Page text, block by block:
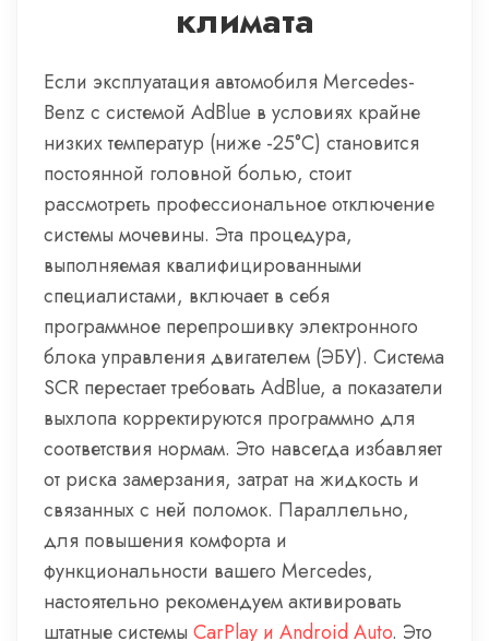
климата
Если эксплуатация автомобиля Mercedes-
Benz с системой AdBlue в условиях крайне
низких температур (ниже -25°C) становится
постоянной головной болью, стоит
рассмотреть профессиональное отключение
системы мочевины. Эта процедура,
выполняемая квалифицированными
специалистами, включает в себя
программное перепрошивку электронного
блока управления двигателем (ЭБУ). Система
SCR перестает требовать AdBlue, а показатели
выхлопа корректируются программно для
соответствия нормам. Это навсегда избавляет
от риска замерзания, затрат на жидкость и
связанных с ней поломок. Параллельно,
для повышения комфорта и
функциональности вашего Mercedes,
настоятельно рекомендуем активировать
штатные системы CarPlay и Android Auto. Это